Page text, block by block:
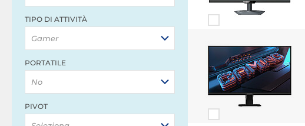
TIPO DI ATTIVITÀ
Gamer
PORTATILE
No
PIVOT